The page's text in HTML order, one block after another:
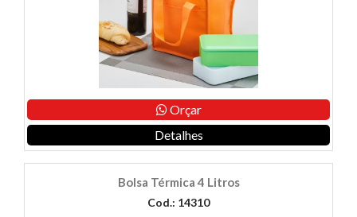
Orçar
Detalhes
Bolsa Térmica 4 Litros
Cod.: 14310